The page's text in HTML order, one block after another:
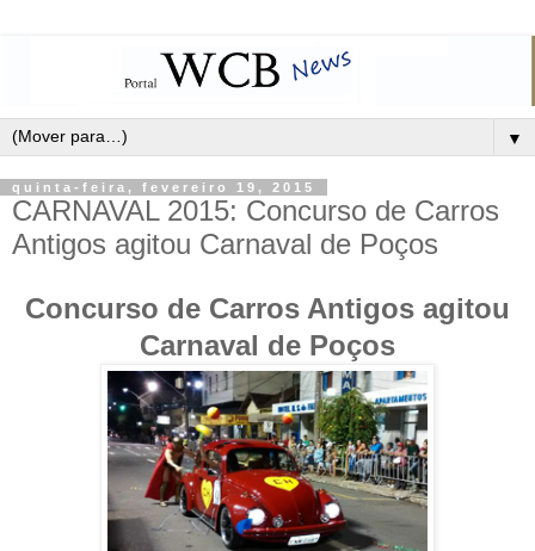
▼
quinta-feira, fevereiro 19, 2015
CARNAVAL 2015: Concurso de Carros
Antigos agitou Carnaval de Poços
Concurso de Carros Antigos agitou
Carnaval de Poços